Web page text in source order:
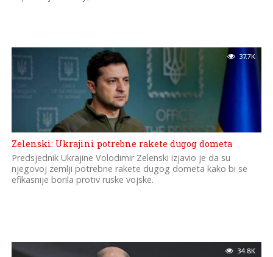
37.7K
Zelenski: Ukrajini potrebne rakete dugog dometa
Predsjednik Ukrajine Volodimir Zelenski izjavio je da su
njegovoj zemlji potrebne rakete dugog dometa kako bi se
efikasnije borila protiv ruske vojske.
34.8K